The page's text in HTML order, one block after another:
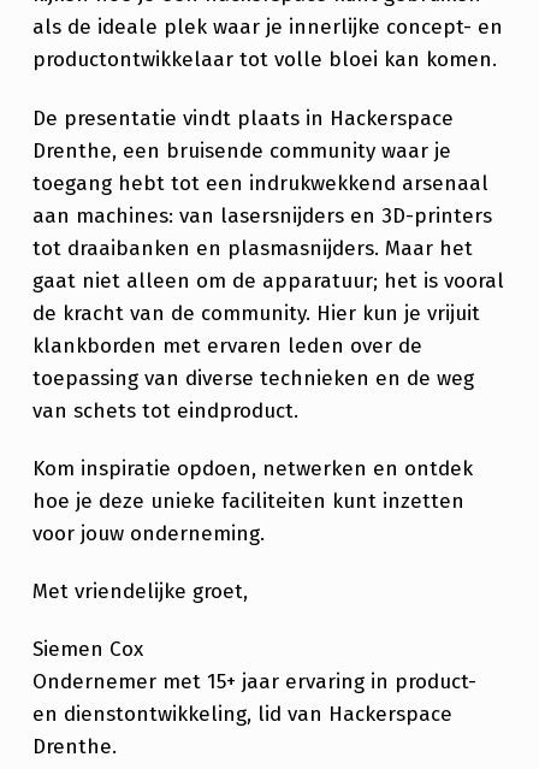
I
D
E
E
T
O
T
W
E
R
E
L
J
K
H
E
als de ideale plek waar je innerlijke concept- en
productontwikkelaar tot volle bloei kan komen.
De presentatie vindt plaats in Hackerspace
Drenthe, een bruisende community waar je
toegang hebt tot een indrukwekkend arsenaal
aan machines: van lasersnijders en 3D-printers
tot draaibanken en plasmasnijders. Maar het
gaat niet alleen om de apparatuur; het is vooral
de kracht van de community. Hier kun je vrijuit
klankborden met ervaren leden over de
toepassing van diverse technieken en de weg
van schets tot eindproduct.
Kom inspiratie opdoen, netwerken en ontdek
hoe je deze unieke faciliteiten kunt inzetten
voor jouw onderneming.
Met vriendelijke groet,
Siemen Cox
Ondernemer met 15+ jaar ervaring in product-
en dienstontwikkeling, lid van Hackerspace
Drenthe.